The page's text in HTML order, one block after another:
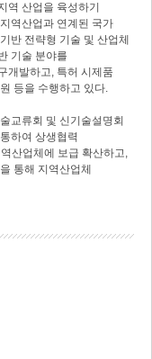
역 산업을 육성하기
역산업과 연계된 국가
반 전략형 기술 및 산업체
기술 분야를
개발하고, 특허 시제품
등을 수행하고 있다.
교류회 및 신기술설명회
하여 상생협력
산업체에 보급 확산하고,
통해 지역산업체